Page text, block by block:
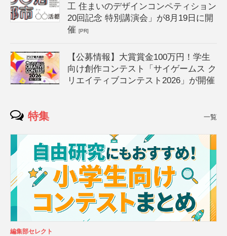
工 住まいのデザインコンペティション
20回記念 特別講演会」が8月19日に開
催[PR]
【公募情報】大賞賞金100万円！学生
向け創作コンテスト「サイゲームス ク
リエイティブコンテスト2026」が開催
特集 一覧
編集部セレクト